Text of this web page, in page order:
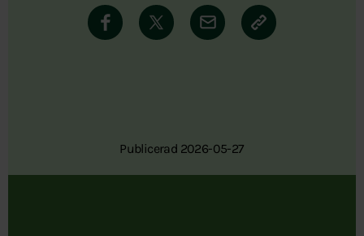
Publicerad 2026-05-27